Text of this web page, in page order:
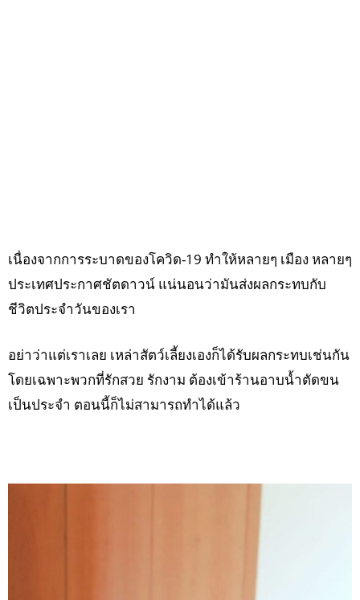
เนื่องจากการระบาดของโควิด-19 ทำให้หลายๆ เมือง หลายๆ
ประเทศประกาศชัตดาวน์ แน่นอนว่ามันส่งผลกระทบกับ
ชีวิตประจำวันของเรา
อย่าว่าแต่เราเลย เหล่าสัตว์เลี้ยงเองก็ได้รับผลกระทบเช่นกัน
โดยเฉพาะพวกที่รักสวย รักงาม ต้องเข้าร้านอาบน้ำตัดขน
เป็นประจำ ตอนนี้ก็ไม่สามารถทำได้แล้ว